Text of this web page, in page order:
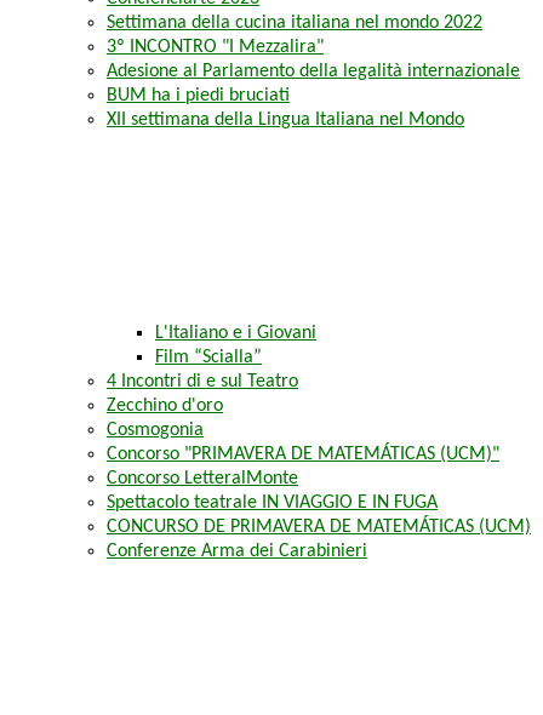
Settimana della cucina italiana nel mondo 2022
3º INCONTRO "I Mezzalira"
Adesione al Parlamento della legalità internazionale
BUM ha i piedi bruciati
XII settimana della Lingua Italiana nel Mondo
L'Italiano e i Giovani
Film “Scialla”
4 Incontri di e sul Teatro
Zecchino d'oro
Cosmogonia
Concorso "PRIMAVERA DE MATEMÁTICAS (UCM)"
Concorso LetteralMonte
Spettacolo teatrale IN VIAGGIO E IN FUGA
CONCURSO DE PRIMAVERA DE MATEMÁTICAS (UCM)
Conferenze Arma dei Carabinieri